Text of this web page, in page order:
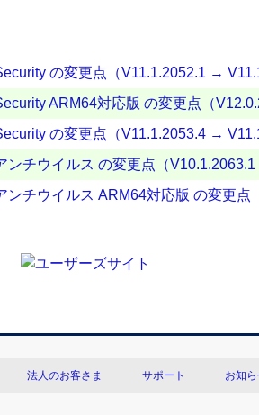
の変更点（V11.1.2052.1 →
ARM64対応版 の変更点（
の変更点（V11.1.2053.4 →
ンチウイルス の変更点（
ンチウイルス ARM64対応版 の変更
法人のお客さま サポート お知